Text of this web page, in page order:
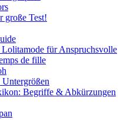
große Test!
für Anspruchsvolle
de fille
Begriffe & Abkürzungen